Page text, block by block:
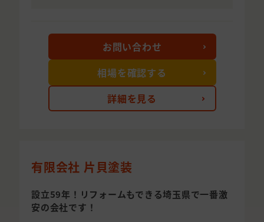
詳細を見る
お問い合わせ
相場を確認する
有限会社 片貝塗装
設立59年！リフォームもできる埼玉県で一番激
安の会社です！